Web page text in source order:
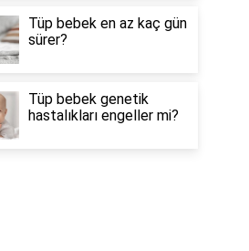
Tüp bebek en az kaç gün
sürer?
Tüp bebek genetik
hastalıkları engeller mi?